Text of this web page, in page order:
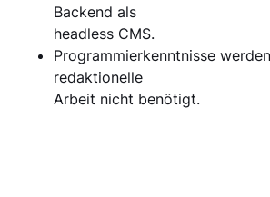
Backend als
headless CMS.
Programmierkenntnisse
redaktionelle
Arbeit nicht benötigt.